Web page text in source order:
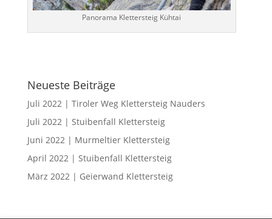
Panorama Klettersteig Kühtai
Neueste Beiträge
Juli 2022 | Tiroler Weg Klettersteig Nauders
Juli 2022 | Stuibenfall Klettersteig
Juni 2022 | Murmeltier Klettersteig
April 2022 | Stuibenfall Klettersteig
März 2022 | Geierwand Klettersteig